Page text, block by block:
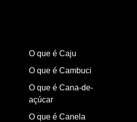
O que é Caju
O que é Cambuci
O que é Cana-de-
açúcar
O que é Canela